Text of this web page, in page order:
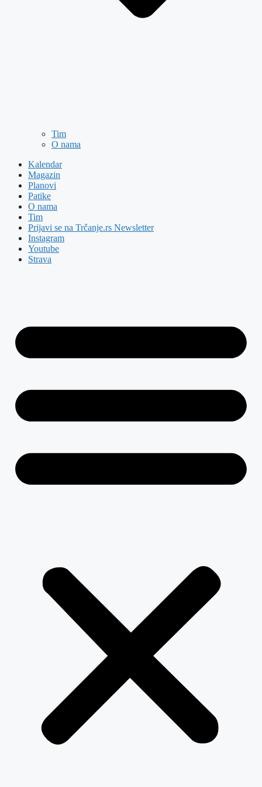
Tim
O nama
Kalendar
Magazin
Planovi
Patike
O nama
Tim
Prijavi se na Trčanje.rs Newsletter
Instagram
Youtube
Strava